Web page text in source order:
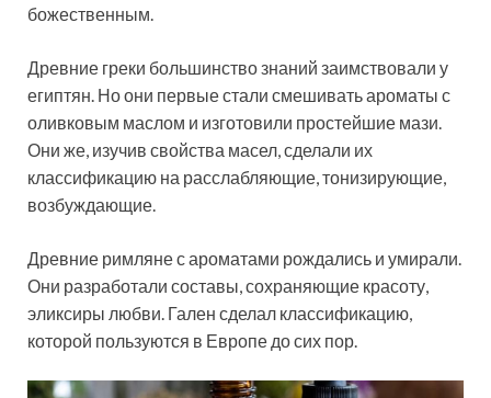
божественным.
Древние греки большинство знаний заимствовали у
египтян. Но они первые стали смешивать ароматы с
оливковым маслом и изготовили простейшие мази.
Они же, изучив свойства масел, сделали их
классификацию на расслабляющие, тонизирующие,
возбуждающие.
Древние римляне с ароматами рождались и умирали.
Они разработали составы, сохраняющие красоту,
эликсиры любви. Гален сделал классификацию,
которой пользуются в Европе до сих пор.